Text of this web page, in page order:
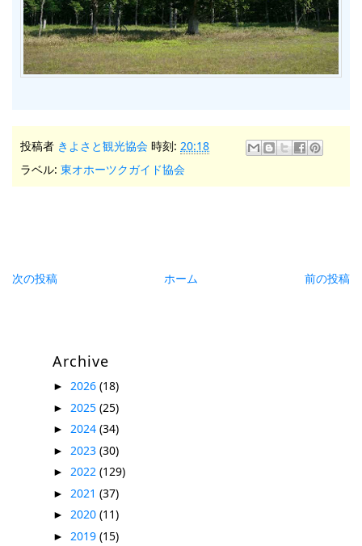
投稿者 きよさと観光協会 時刻: 20:18
ラベル: 東オホーツクガイド協会
次の投稿 前の投稿
ホーム
Archive
► 2026 (18)
► 2025 (25)
► 2024 (34)
► 2023 (30)
► 2022 (129)
► 2021 (37)
► 2020 (11)
► 2019 (15)